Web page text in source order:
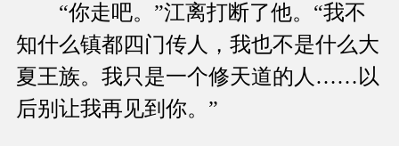
“你走吧。”江离打断了他。“我不
知什么镇都四门传人，我也不是什么大
夏王族。我只是一个修天道的人……以
后别让我再见到你。”